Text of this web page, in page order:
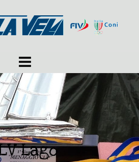
Lago